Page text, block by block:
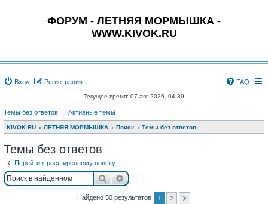
ФОРУМ - ЛЕТНЯЯ МОРМЫШКА -
WWW.KIVOK.RU
Вход Регистрация FAQ
Текущее время: 07 авг 2026, 04:39
Темы без ответов | Активные темы
KIVOK.RU ЛЕТНЯЯ МОРМЫШКА Поиск Темы без ответов
Темы без ответов
Перейти к расширенному поиску
ПоискРасширенный поиск
Найдено 50 результатов 1 2